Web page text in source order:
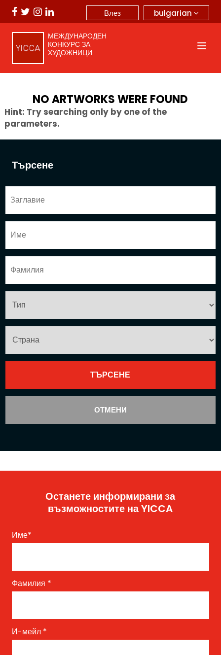
bulgarian
Влез
МЕЖДУНАРОДЕН
КОНКУРС ЗА
ХУДОЖНИЦИ
Търсене
ОТМЕНИ
NO ARTWORKS WERE FOUND
Hint: Try searching only by one of the
parameters.
Останете информирани за
възможностите на YICCA
Име*
Фамилия *
И-мейл *